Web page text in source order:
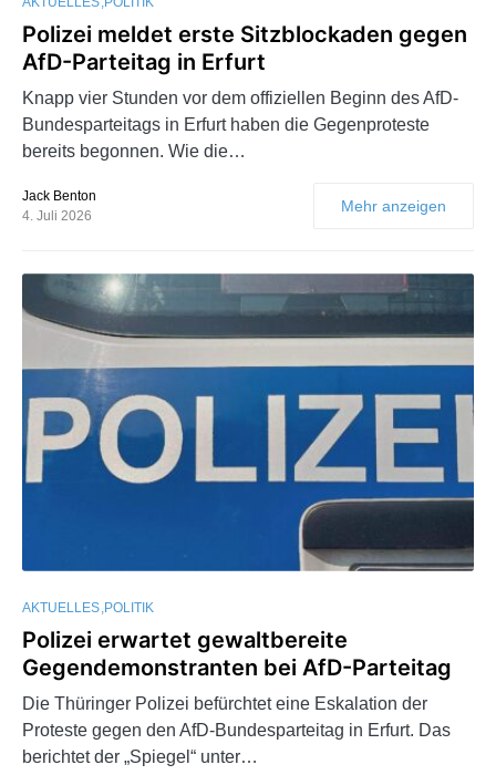
Polizei meldet erste Sitzblockaden gegen
AfD-Parteitag in Erfurt
Knapp vier Stunden vor dem offiziellen Beginn des AfD-
Bundesparteitags in Erfurt haben die Gegenproteste
bereits begonnen. Wie die…
Jack Benton
4. Juli 2026
Mehr anzeigen
AKTUELLES POLITIK
Polizei erwartet gewaltbereite
Gegendemonstranten bei AfD-Parteitag
Die Thüringer Polizei befürchtet eine Eskalation der
Proteste gegen den AfD-Bundesparteitag in Erfurt. Das
berichtet der „Spiegel“ unter…